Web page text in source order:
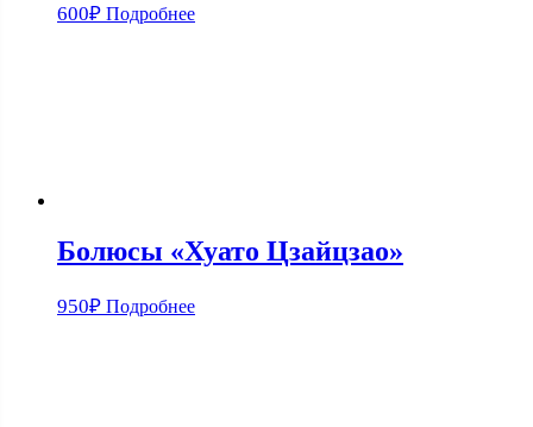
600₽ Подробнее
Болюсы «Хуато Цзайцзао»
950₽ Подробнее